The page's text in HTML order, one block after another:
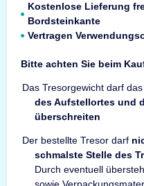
Kostenlose Lieferung
Bordsteinkante
Vertragen
Bitte achten Sie beim
Das Tresorgewicht darf das
des Aufstellortes und
überschreiten
Der bestellte Tresor darf
schmalste Stelle des
Durch eventuell